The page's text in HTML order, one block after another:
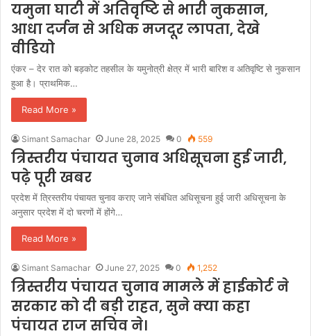
यमुना घाटी में अतिवृष्टि से भारी नुकसान,
आधा दर्जन से अधिक मजदूर लापता, देखे
वीडियो
एंकर – देर रात को बड़कोट तहसील के यमुनोत्री क्षेत्र में भारी बारिश व अतिवृष्टि से नुकसान
हुआ है। प्राथमिक…
Read More »
Simant Samachar June 28, 2025 0 559
त्रिस्तरीय पंचायत चुनाव अधिसूचना हुई जारी,
पढ़े पूरी खबर
प्रदेश में त्रिस्तरीय पंचायत चुनाव कराए जाने संबंधित अधिसूचना हुई जारी अधिसूचना के
अनुसार प्रदेश में दो चरणों में होंगे…
Read More »
Simant Samachar June 27, 2025 0 1,252
त्रिस्तरीय पंचायत चुनाव मामले में हाईकोर्ट ने
सरकार को दी बड़ी राहत, सुने क्या कहा
पंचायत राज सचिव ने।